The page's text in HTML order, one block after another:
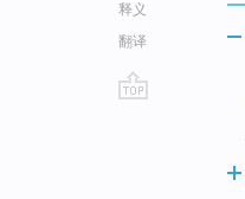
释义
翻译